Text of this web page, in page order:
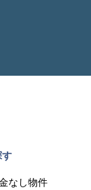
なし物件